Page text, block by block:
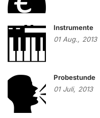
Instrumente
01 Aug., 2013
Probestunde
01 Juli, 2013